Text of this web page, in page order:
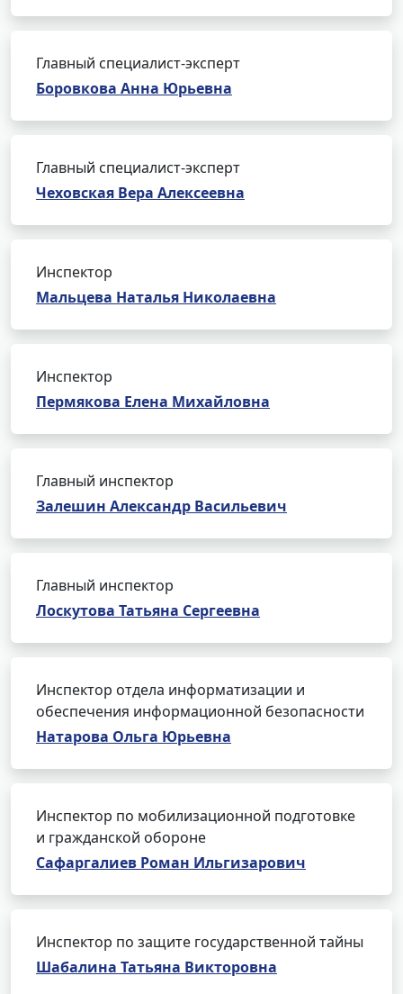
Главный специалист-эксперт
Боровкова Анна Юрьевна
Главный специалист-эксперт
Чеховская Вера Алексеевна
Инспектор
Мальцева Наталья Николаевна
Инспектор
Пермякова Елена Михайловна
Главный инспектор
Залешин Александр Васильевич
Главный инспектор
Лоскутова Татьяна Сергеевна
Инспектор отдела информатизации и
обеспечения информационной безопасности
Натарова Ольга Юрьевна
Инспектор по мобилизационной подготовке
и гражданской обороне
Сафаргалиев Роман Ильгизарович
Инспектор по защите государственной тайны
Шабалина Татьяна Викторовна